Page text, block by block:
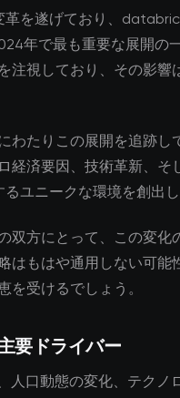
革を遂げており、
年で最も重要な展開の
注視しており、その影響
わたりこの展開を追跡し
経済要因、技術革新、そ
ユニークな環境を創出し
双方にとって、この変化
はもはや通用しない可能
を受けるでしょう。
要ドライバー
人口動態の変化、テクノ